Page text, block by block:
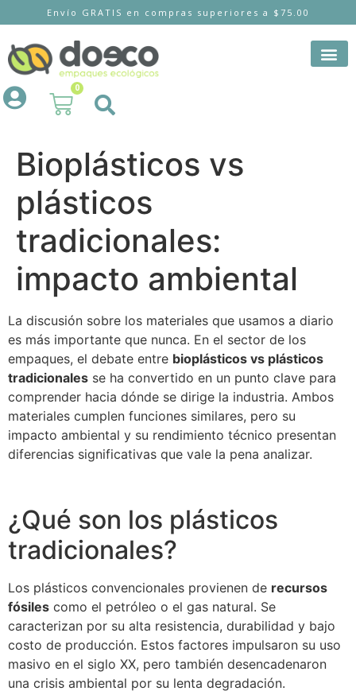
Envío GRATIS en compras superiores a $75.00
0
Bioplásticos vs
plásticos
tradicionales:
impacto ambiental
La discusión sobre los materiales que usamos a diario
es más importante que nunca. En el sector de los
empaques, el debate entre bioplásticos vs plásticos
tradicionales se ha convertido en un punto clave para
comprender hacia dónde se dirige la industria. Ambos
materiales cumplen funciones similares, pero su
impacto ambiental y su rendimiento técnico presentan
diferencias significativas que vale la pena analizar.
¿Qué son los plásticos
tradicionales?
Los plásticos convencionales provienen de recursos
fósiles como el petróleo o el gas natural. Se
caracterizan por su alta resistencia, durabilidad y bajo
costo de producción. Estos factores impulsaron su uso
masivo en el siglo XX, pero también desencadenaron
una crisis ambiental por su lenta degradación.